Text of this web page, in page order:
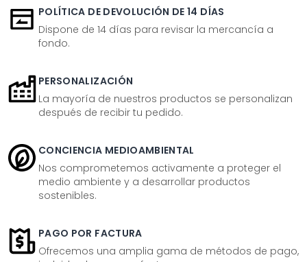
POLÍTICA DE DEVOLUCIÓN DE 14 DÍAS
Dispone de 14 días para revisar la mercancía a
fondo.
PERSONALIZACIÓN
La mayoría de nuestros productos se personalizan
después de recibir tu pedido.
CONCIENCIA MEDIOAMBIENTAL
Nos comprometemos activamente a proteger el
medio ambiente y a desarrollar productos
sostenibles.
PAGO POR FACTURA
Ofrecemos una amplia gama de métodos de pago,